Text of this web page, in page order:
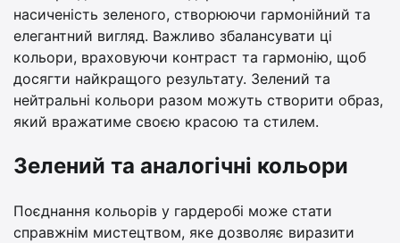
насиченість зеленого, створюючи гармонійний та
елегантний вигляд. Важливо збалансувати ці
кольори, враховуючи контраст та гармонію, щоб
досягти найкращого результату. Зелений та
нейтральні кольори разом можуть створити образ,
який вражатиме своєю красою та стилем.
Зелений та аналогічні кольори
Поєднання кольорів у гардеробі може стати
справжнім мистецтвом, яке дозволяє виразити